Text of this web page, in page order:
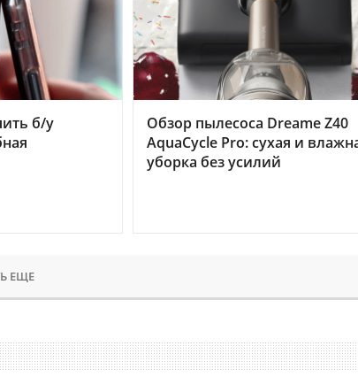
б/у
Обзор пылесоса Dreame Z40
AquaCycle Pro: сухая и
уборка без усилий
ЕЩЕ